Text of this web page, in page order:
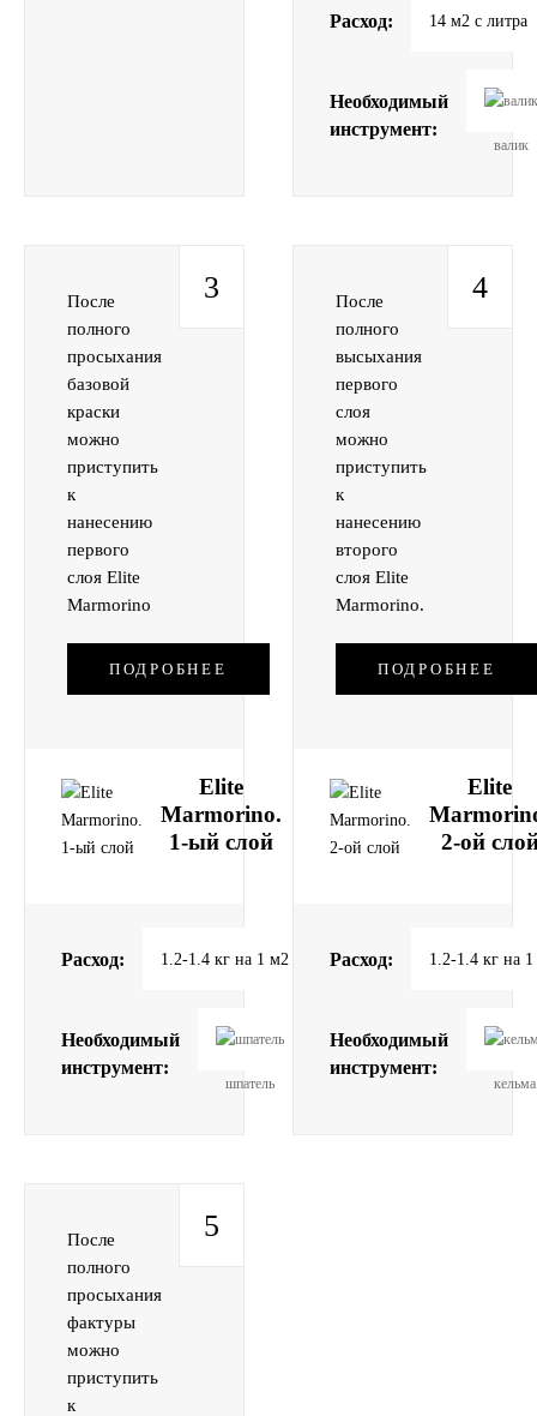
Расход: 14 м2 с литра
Необходимый
инструмент:
валик
После
полного
просыхания
базовой
краски
можно
приступить
к
нанесению
первого
слоя Elite
Marmorino
ПОДРОБНЕЕ
3
Elite
Marmorino.
1-ый слой
Расход: 1.2-1.4 кг на 1 м2
Необходимый
инструмент:
шпатель
После
полного
высыхания
первого
слоя
можно
приступить
к
нанесению
второго
слоя Elite
Marmorino.
ПОДРОБНЕЕ
4
Elite
2-ой
Расход: 1.2-1.4 кг на
Необходимый
инструмент:
кельма
После
полного
просыхания
фактуры
можно
приступить
к
5